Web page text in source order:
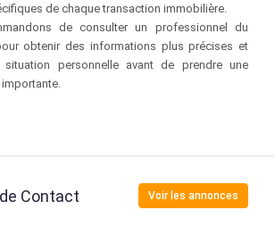
de chaque transaction immobilière.
de consulter un professionnel du
obtenir des informations plus précises et
personnelle avant de prendre une
Contact Voir les annonces